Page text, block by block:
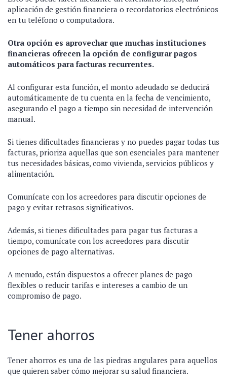
aplicación de gestión financiera o recordatorios electrónicos
en tu teléfono o computadora.
Otra opción es aprovechar que muchas instituciones
financieras ofrecen la opción de configurar pagos
automáticos para facturas recurrentes.
Al configurar esta función, el monto adeudado se deducirá
automáticamente de tu cuenta en la fecha de vencimiento,
asegurando el pago a tiempo sin necesidad de intervención
manual.
Si tienes dificultades financieras y no puedes pagar todas tus
facturas, prioriza aquellas que son esenciales para mantener
tus necesidades básicas, como vivienda, servicios públicos y
alimentación.
Comunícate con los acreedores para discutir opciones de
pago y evitar retrasos significativos.
Además, si tienes dificultades para pagar tus facturas a
tiempo, comunícate con los acreedores para discutir
opciones de pago alternativas.
A menudo, están dispuestos a ofrecer planes de pago
flexibles o reducir tarifas e intereses a cambio de un
compromiso de pago.
Tener ahorros
Tener ahorros es una de las piedras angulares para aquellos
que quieren saber cómo mejorar su salud financiera.